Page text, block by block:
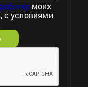
моих
с условиями